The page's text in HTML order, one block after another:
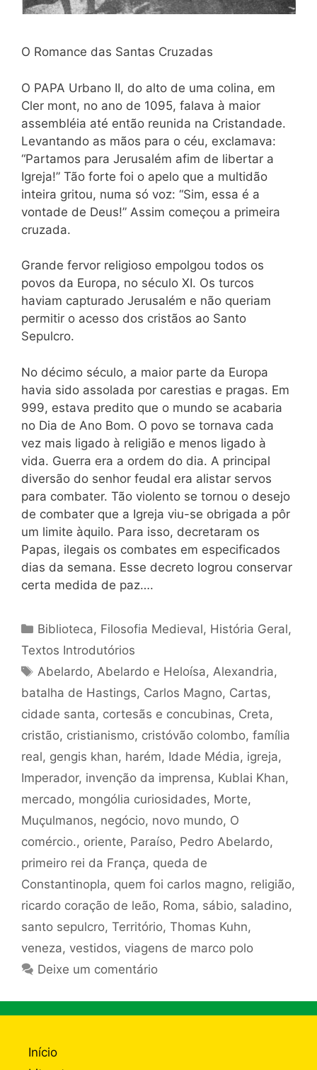
O Romance das Santas Cruzadas
O PAPA Urbano II, do alto de uma colina, em
Cler mont, no ano de 1095, falava à maior
assembléia até então reunida na Cristandade.
Levantando as mãos para o céu, exclamava:
“Partamos para Jerusalém afim de libertar a
Igreja!” Tão forte foi o apelo que a multidão
inteira gritou, numa só voz: “Sim, essa é a
vontade de Deus!” Assim começou a primeira
cruzada.
Grande fervor religioso empolgou todos os
povos da Europa, no século XI. Os turcos
haviam capturado Jerusalém e não queriam
permitir o acesso dos cristãos ao Santo
Sepulcro.
No décimo século, a maior parte da Europa
havia sido assolada por carestias e pragas. Em
999, estava predito que o mundo se acabaria
no Dia de Ano Bom. O povo se tornava cada
vez mais ligado à religião e menos ligado à
vida. Guerra era a ordem do dia. A principal
diversão do senhor feudal era alistar servos
para combater. Tão violento se tornou o desejo
de combater que a Igreja viu-se obrigada a pôr
um limite àquilo. Para isso, decretaram os
Papas, ilegais os combates em especificados
dias da semana. Esse decreto logrou conservar
certa medida de paz….
Categorias
Biblioteca, Filosofia Medieval, História Geral,
Textos Introdutórios
Tags
Abelardo, Abelardo e Heloísa, Alexandria,
batalha de Hastings, Carlos Magno, Cartas,
cidade santa, cortesãs e concubinas, Creta,
cristão, cristianismo, cristóvão colombo, família
real, gengis khan, harém, Idade Média, igreja,
Imperador, invenção da imprensa, Kublai Khan,
mercado, mongólia curiosidades, Morte,
Muçulmanos, negócio, novo mundo, O
comércio., oriente, Paraíso, Pedro Abelardo,
primeiro rei da França, queda de
Constantinopla, quem foi carlos magno, religião,
ricardo coração de leão, Roma, sábio, saladino,
santo sepulcro, Território, Thomas Kuhn,
veneza, vestidos, viagens de marco polo
Deixe um comentário
Início